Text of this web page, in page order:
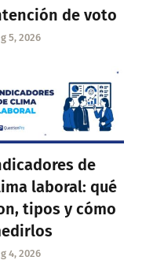
de voto
5, 2026
de
laboral: qué
tipos y cómo
4, 2026